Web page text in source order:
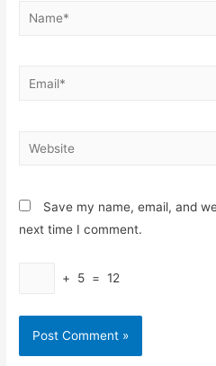
Name*
Email*
Website
Save my name, email, and
next time I comment.
+ 5 = 12